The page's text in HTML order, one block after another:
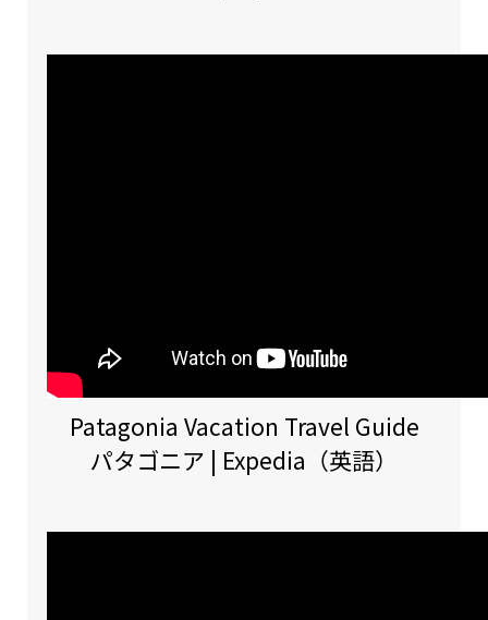
Patagonia Vacation Travel Guide
パタゴニア | Expedia（英語）